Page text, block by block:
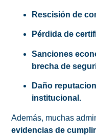
Rescisión de
Pérdida de
Sanciones
brecha de
Daño
institucional.
Además, muchas
evidencias de